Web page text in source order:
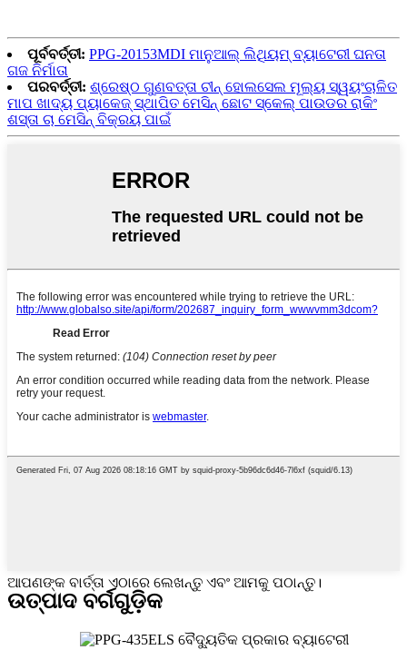
ପୂର୍ବବର୍ତ୍ତୀ: PPG-20153MDI ମାନୁଆଲ୍ ଲିଥିୟମ୍ ବ୍ୟାଟେରୀ ଘନତା
ଗଜ ନିର୍ମାତା
ପରବର୍ତ୍ତୀ: ଶ୍ରେଷ୍ଠ ଗୁଣବତ୍ତା ଚୀନ୍ ହୋଲସେଲ ମୂଲ୍ୟ ସ୍ୱୟଂଚାଳିତ
ମାପ ଖାଦ୍ୟ ପ୍ୟାକେଜ୍ ସ୍ଥାପିତ ମେସିନ୍ ଛୋଟ ସ୍କେଲ୍ ପାଉଡର ରାକିଂ
ଶସ୍ତା ଚା ମେସିନ୍ ବିକ୍ରୟ ପାଇଁ
ଆପଣଙ୍କ ବାର୍ତ୍ତା ଏଠାରେ ଲେଖନ୍ତୁ ଏବଂ ଆମକୁ ପଠାନ୍ତୁ।
ଉତ୍ପାଦ ବର୍ଗଗୁଡ଼ିକ